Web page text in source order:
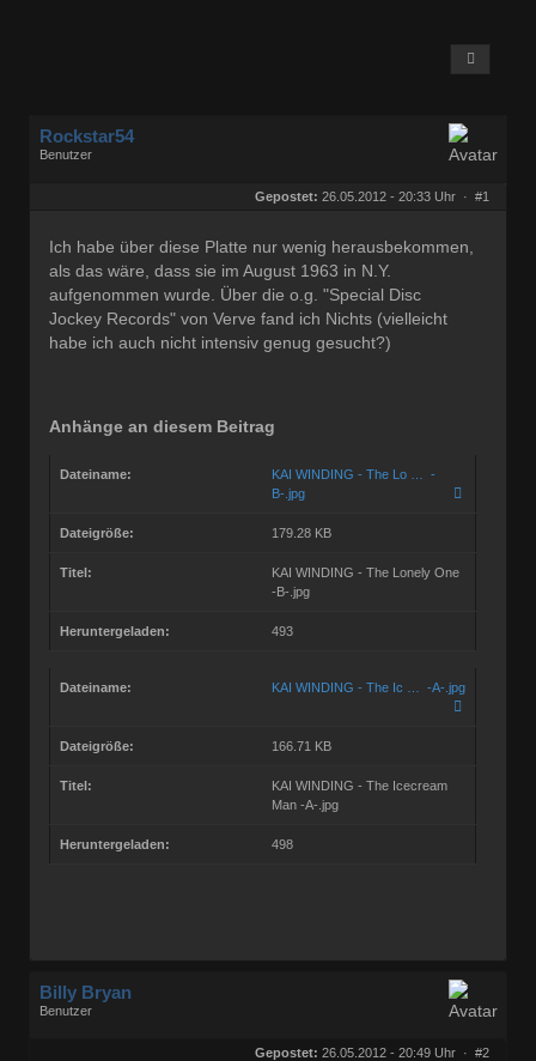
Rockstar54
Benutzer
Gepostet: 26.05.2012 - 20:33 Uhr · #1
Ich habe über diese Platte nur wenig herausbekommen,
als das wäre, dass sie im August 1963 in N.Y.
aufgenommen wurde. Über die o.g. "Special Disc
Jockey Records" von Verve fand ich Nichts (vielleicht
habe ich auch nicht intensiv genug gesucht?)
Anhänge an diesem Beitrag
Dateiname:
KAI WINDING - The Lo … -
B-.jpg
Dateigröße: 179.28 KB
Titel:
KAI WINDING - The Lonely One
-B-.jpg
Heruntergeladen: 493
Dateiname: KAI WINDING - The Ic … -A-.jpg
Dateigröße: 166.71 KB
Titel:
KAI WINDING - The Icecream
Man -A-.jpg
Heruntergeladen: 498
Billy Bryan
Benutzer
Gepostet: 26.05.2012 - 20:49 Uhr · #2